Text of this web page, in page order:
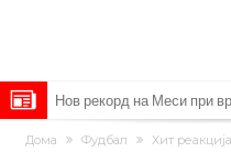
Тикет на денот
Барселона очекува
Дома Фудбал
Хит